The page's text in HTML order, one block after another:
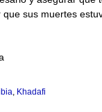
sus muertes
Khadafi